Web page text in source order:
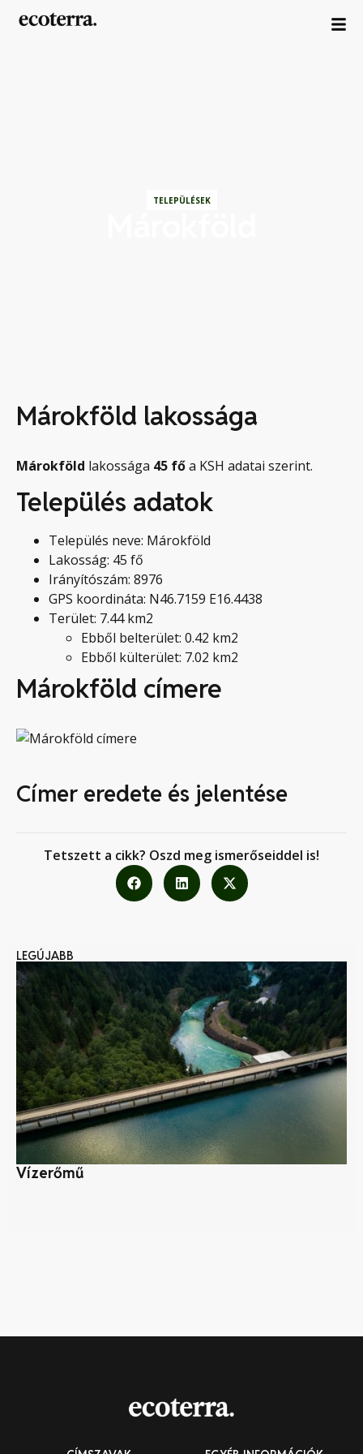
TELEPÜLÉSEK
Márokföld lakossága
Márokföld lakossága 45 főa KSH adatai szerint.
Település adatok
Település neve: Márokföld
Lakosság: 45 fő
Irányítószám: 8976
GPS koordináta: N46.7159 E16.4438
Terület: 7.44 km2
Ebből belterület: 0.42 km2
Ebből külterület: 7.02 km2
Márokföld címere
Címer eredete és jelentése
Tetszett a cikk? Oszd meg ismerőseiddel is!
LEGÚJABB
Vízerőmű